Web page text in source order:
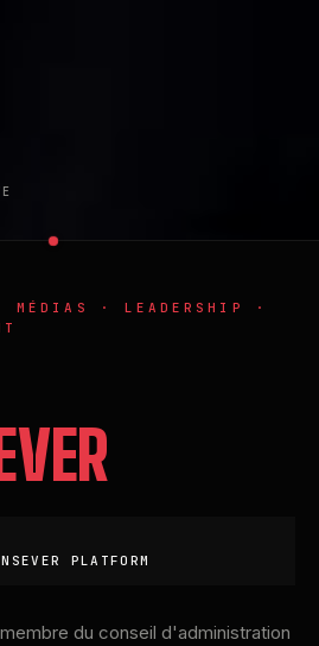
MÉDIAS · LEADERSHIP ·
PLATFORM
du conseil d'administration